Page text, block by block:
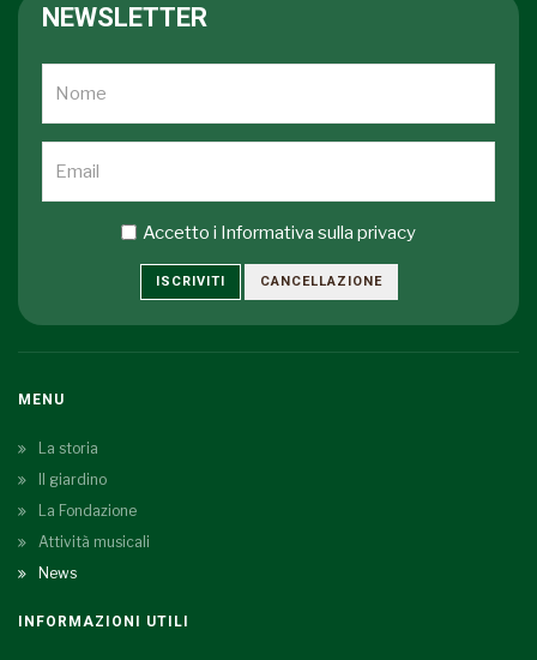
NEWSLETTER
Accetto i Informativa sulla privacy
ISCRIVITI CANCELLAZIONE
MENU
La storia
Il giardino
La Fondazione
Attività musicali
News
INFORMAZIONI UTILI